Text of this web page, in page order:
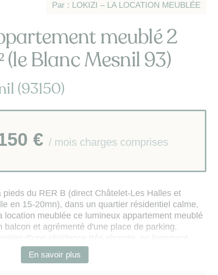
Par : LOKIZI – LA LOCATION MEUBLÉE
meublé 2
(le Blanc Mesnil 93)
(93150)
€ / mois charges comprises
du RER B (direct Châtelet-Les Halles et
en 15-20mn), dans un quartier résidentiel calme,
location meublée ce lumineux appartement meublé
balcon et agrémenté d'une place de parking.
d'une résidence très récente, ce logement
avec espace salon (TV) et espace repas
En savoir plus